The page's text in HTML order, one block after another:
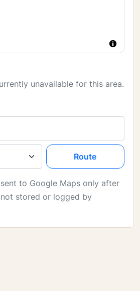
unavailable for this area.
Route
to Google Maps only after
stored or logged by